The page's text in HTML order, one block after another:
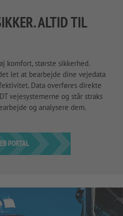
ALTID TIL
komfort, største sikkerhed.
let at bearbejde dine vejedata
Data overføres direkte
vejesystemerne og står straks
og analysere dem.
PORTAL